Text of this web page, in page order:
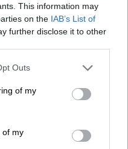
This information may
on the IAB’s List of
further disclose it to other
uses one or more Google
You may click to
its third-party tags to
in below Google
Outs
of my
of my
στο
Συμβούλιο